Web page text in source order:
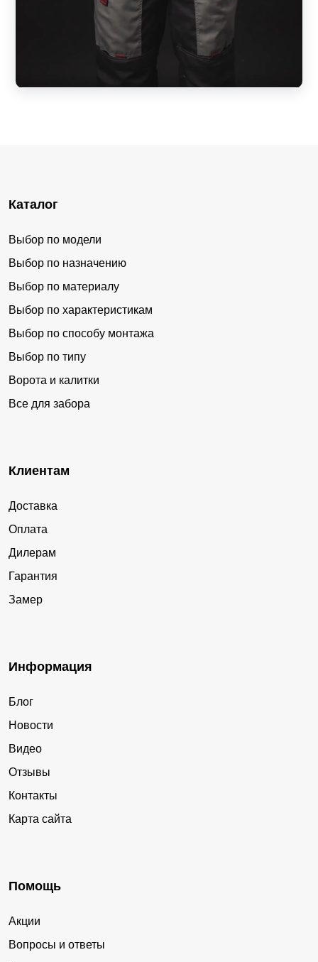
Каталог
Выбор по модели
Выбор по назначению
Выбор по материалу
Выбор по характеристикам
Выбор по способу монтажа
Выбор по типу
Ворота и калитки
Все для забора
Клиентам
Доставка
Оплата
Дилерам
Гарантия
Замер
Информация
Блог
Новости
Видео
Отзывы
Контакты
Карта сайта
Помощь
Акции
Вопросы и ответы